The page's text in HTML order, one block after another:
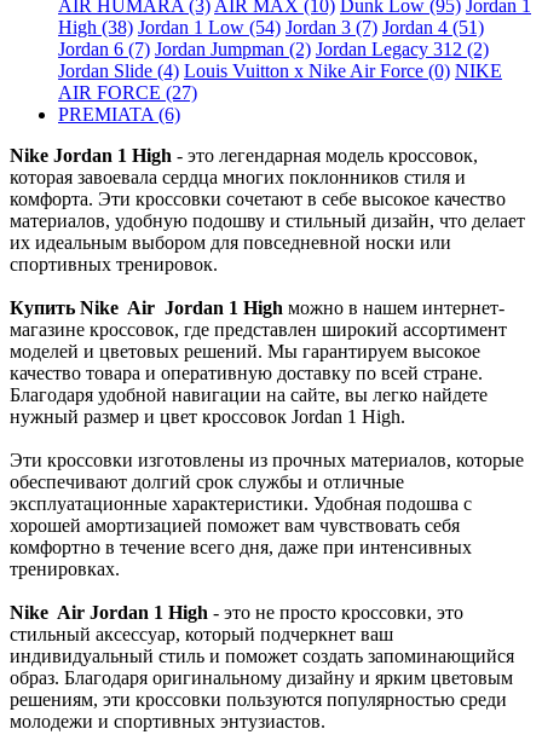
AIR HUMARA (3) AIR MAX (10) Dunk Low (95) Jordan 1
High (38) Jordan 1 Low (54) Jordan 3 (7) Jordan 4 (51)
Jordan 6 (7) Jordan Jumpman (2) Jordan Legacy 312 (2)
Jordan Slide (4) Louis Vuitton x Nike Air Force (0) NIKE
AIR FORCE (27)
PREMIATA (6)
Nike Jordan 1 High - это легендарная модель кроссовок,
которая завоевала сердца многих поклонников стиля и
комфорта. Эти кроссовки сочетают в себе высокое качество
материалов, удобную подошву и стильный дизайн, что делает
их идеальным выбором для повседневной носки или
спортивных тренировок.
Купить Nike Air Jordan 1 High можно в нашем интернет-
магазине кроссовок, где представлен широкий ассортимент
моделей и цветовых решений. Мы гарантируем высокое
качество товара и оперативную доставку по всей стране.
Благодаря удобной навигации на сайте, вы легко найдете
нужный размер и цвет кроссовок Jordan 1 High.
Эти кроссовки изготовлены из прочных материалов, которые
обеспечивают долгий срок службы и отличные
эксплуатационные характеристики. Удобная подошва с
хорошей амортизацией поможет вам чувствовать себя
комфортно в течение всего дня, даже при интенсивных
тренировках.
Nike Air Jordan 1 High - это не просто кроссовки, это
стильный аксессуар, который подчеркнет ваш
индивидуальный стиль и поможет создать запоминающийся
образ. Благодаря оригинальному дизайну и ярким цветовым
решениям, эти кроссовки пользуются популярностью среди
молодежи и спортивных энтузиастов.